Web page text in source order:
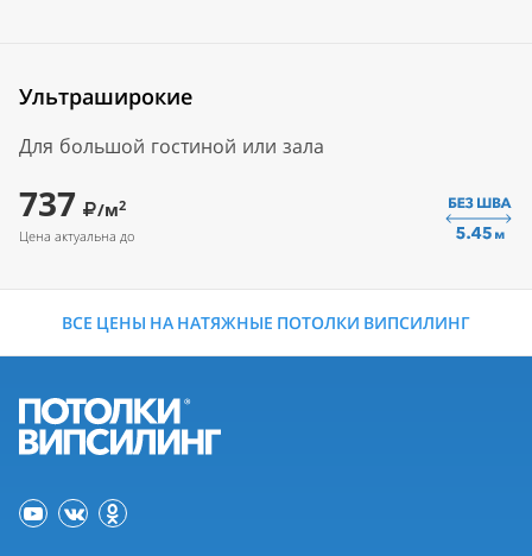
Ультраширокие
Для большой гостиной или зала
737 /м2
Цена актуальна до
ВСЕ ЦЕНЫ НА НАТЯЖНЫЕ ПОТОЛКИ ВИПСИЛИНГ